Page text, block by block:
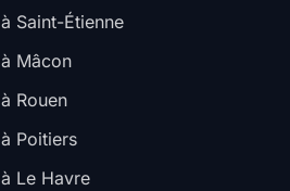
Saint-Étienne
Mâcon
Rouen
Poitiers
Le Havre